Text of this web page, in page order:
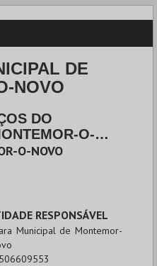
DE
NOVO
DO
O-
O-NOVO
RESPONSÁVEL
Municipal de Montemor-
506609553